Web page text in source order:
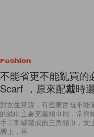
Fashion
不能省更不能亂買的
Scarf ，原來配戴時
對女生來說，有些東西既不能
的絲巾主要充當頭巾用，常與
手工刺繡製成的三角領巾，女
膊上，再